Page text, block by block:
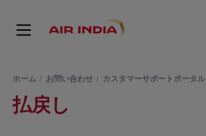
ホーム お問い合わせ カスタマーサポートポータル
払戻し